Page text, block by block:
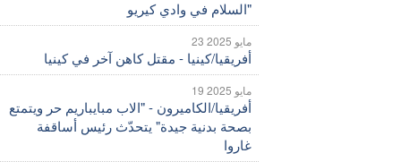
23 مايو 2025
أفريقيا/كينيا - مقتل كاهن آخر في كينيا
19 مايو 2025
أفريقيا/الكاميرون - "الاب مبايباريم حر ويتمتع
بصحة بدنية جيدة" يتحدّث رئيس أساقفة
غاروا